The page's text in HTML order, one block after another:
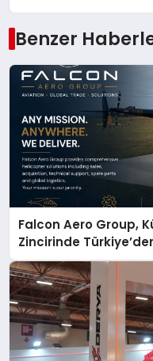
Benzer
Falcon Aero Group,
Zincirinde